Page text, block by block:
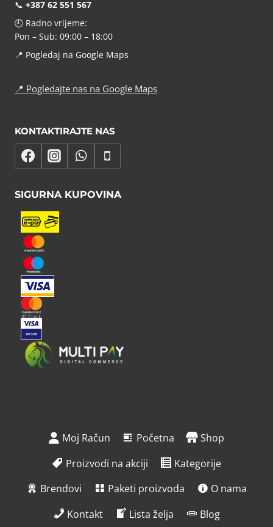
📞 +387 62 551 567
🕘 Radno vrijeme:
Pon – Sub: 09:00 – 18:00
📍 Pogledaj na Google Maps
📍 Pogledajte nas na Google Maps
KONTAKTIRAJTE NAS
SIGURNA KUPOVINA
Moj Račun Početna
Shop
Proizvodi na akciji
Kategorije
Brendovi
Paketi proizvoda
O nama
Kontakt
Lista želja Blog